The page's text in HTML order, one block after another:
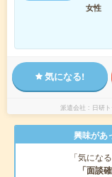
女性
気になる!
派遣会社 日研
興味があ
「気にな
「面談